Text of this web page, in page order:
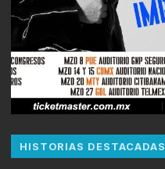
HISTORIAS DESTACADAS